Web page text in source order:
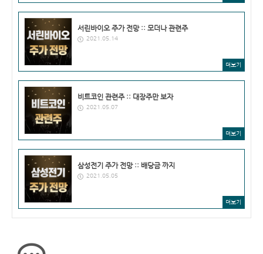
서린바이오 주가 전망 :: 모더나 관련주
2021.05.14
더보기
비트코인 관련주 :: 대장주만 보자
2021.05.07
더보기
삼성전기 주가 전망 :: 배당금 까지
2021.05.05
더보기